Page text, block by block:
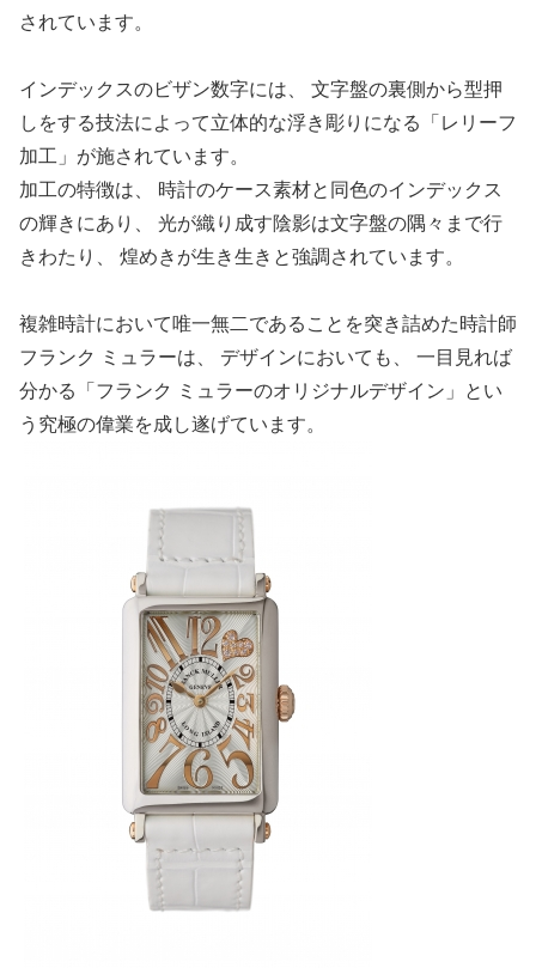
されています。
インデックスのビザン数字には、 文字盤の裏側から型押
しをする技法によって立体的な浮き彫りになる「レリーフ
加工」が施されています。
加工の特徴は、 時計のケース素材と同色のインデックス
の輝きにあり、 光が織り成す陰影は文字盤の隅々まで行
きわたり、 煌めきが生き生きと強調されています。
複雑時計において唯一無二であることを突き詰めた時計師
フランク ミュラーは、 デザインにおいても、 一目見れば
分かる「フランク ミュラーのオリジナルデザイン」とい
う究極の偉業を成し遂げています。